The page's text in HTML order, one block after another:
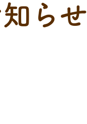
らせ